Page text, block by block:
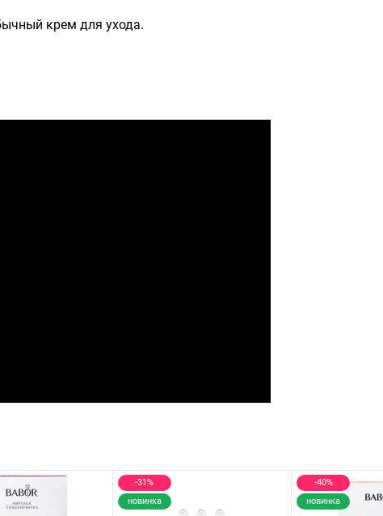
крем для ухода.
-31%
новинка
-40%
новинка